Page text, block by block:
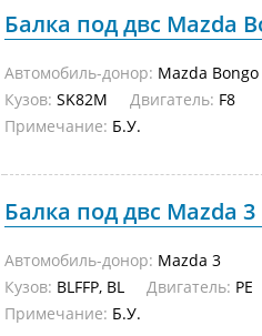
Балка под двс Mazda
Автомобиль-донор: Mazda Bongo
Кузов: SK82M Двигатель: F8
Примечание: Б.У.
Балка под двс Mazda 3
Автомобиль-донор: Mazda 3
Кузов: BLFFP, BL Двигатель: PE
Примечание: Б.У.